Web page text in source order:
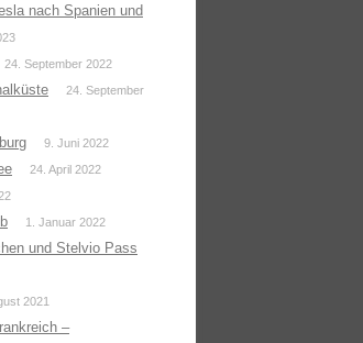
nach Spanien und
24. September 2022
24. September
9. Juni 2022
24. April 2022
1. Januar 2022
und Stelvio Pass
2021
–